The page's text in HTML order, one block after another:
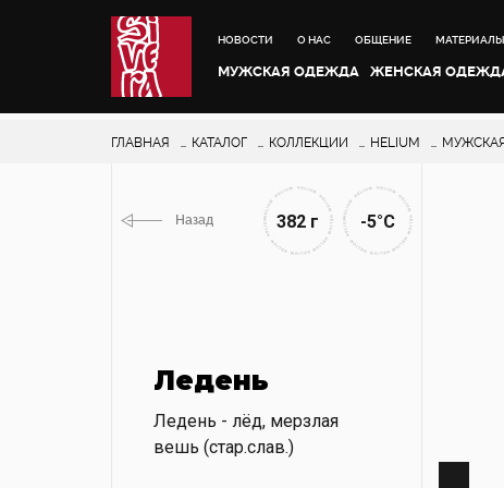
НОВОСТИ О НАС ОБЩЕНИЕ МАТЕРИАЛЫ
МУЖСКАЯ ОДЕЖДА ЖЕНСКАЯ
ГЛАВНАЯ КАТАЛОГ КОЛЛЕКЦИИ HELIUM
Назад 382 г -5°С
Ледень
Ледень - лёд, мерзлая
вешь (стар.слав.)